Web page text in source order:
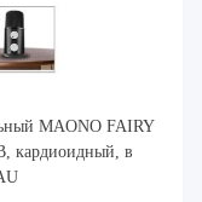
MAONO FAIRY
кардиоидный, в